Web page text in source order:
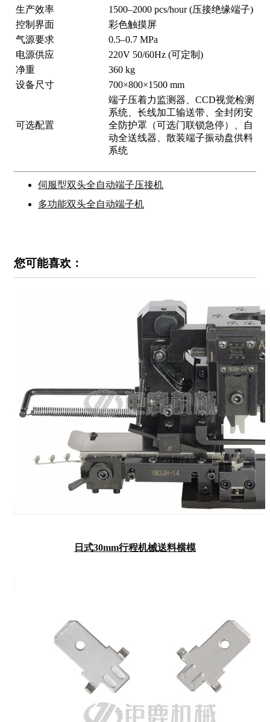
生产效率
1500–2000 pcs/hour (压接绝缘端子)
控制界面
彩色触摸屏
气源要求
0.5–0.7 MPa
电源供应
220V 50/60Hz (可定制)
净重
360 kg
设备尺寸
700×800×1500 mm
可选配置
端子压着力监测器、CCD视觉检测
系统、长线加工输送带、全封闭安
全防护罩（可选门联锁急停）、自
动全送线器、散装端子振动盘供料
系统
伺服型双头全自动端子压接机
多功能双头全自动端子机
您可能喜欢：
日式30mm行程机械送料横模